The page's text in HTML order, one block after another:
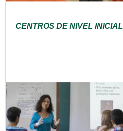
CENTROS DE NIVEL INICIAL